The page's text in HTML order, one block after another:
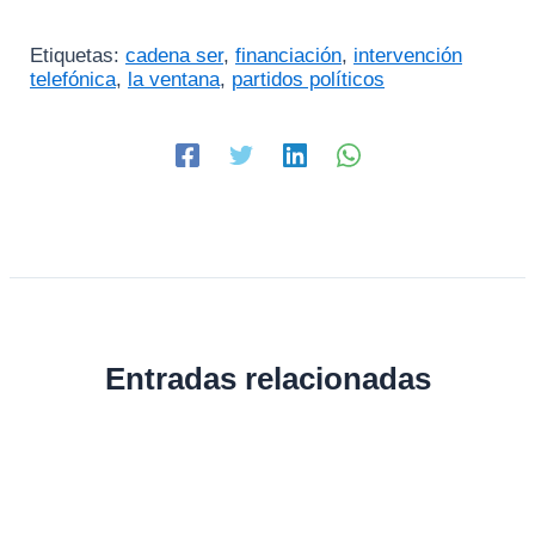
Etiquetas: cadena ser, financiación, intervención
telefónica, la ventana, partidos políticos
Entradas relacionadas